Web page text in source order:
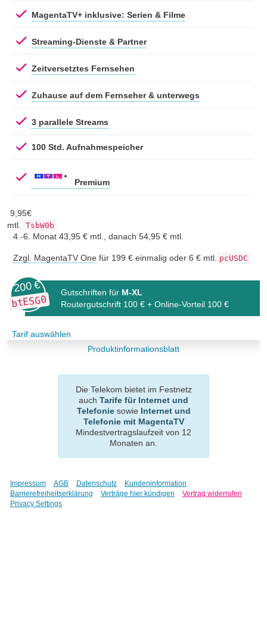
MagentaTV+ inklusive: Serien & Filme
Streaming-Dienste & Partner
Zeitversetztes Fernsehen
Zuhause auf dem Fernseher & unterwegs
3 parallele Streams
100 Std. Aufnahmespeicher
Premium
9, 95€
mtl.
TsbW0b
4.-6. Monat 43,95 € mtl., danach 54,95 € mtl.
Zzgl. MagentaTV One für 199 € einmalig oder 6 € mtl. pcUSDC
200 €
btESG0
Gutschriften für M-XL
Routergutschrift 100 € + Online-Vorteil 100 €
Tarif auswählen
Produktinformationsblatt
Die Telekom bietet im Festnetz
auch Tarife für Internet und
Telefoniesowie Internet und
Telefonie mit MagentaTV
Mindestvertragslaufzeit von 12
Monaten an.
Impressum AGB Datenschutz
Kundeninformation
Barrierefreiheitserklärung
Verträge hier kündigen
Vertrag widerrufen
Privacy Settings